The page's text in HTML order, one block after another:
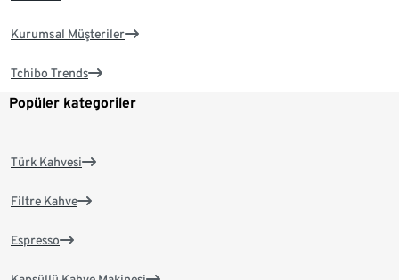
Kurumsal Müşteriler
Tchibo Trends
Popüler kategoriler
Türk Kahvesi
Filtre Kahve
Espresso